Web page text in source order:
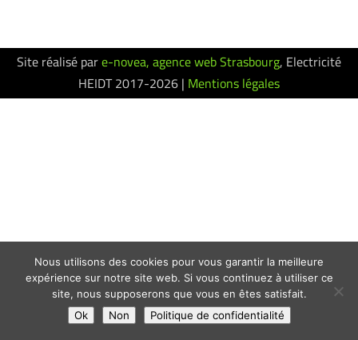
Site réalisé pare-novea, agence web Strasbourg, Electricité
HEIDT 2017-2026 | Mentions légales
Nous utilisons des cookies pour vous garantir la meilleure
expérience sur notre site web. Si vous continuez à utiliser ce
site, nous supposerons que vous en êtes satisfait.
Ok
Non Politique de confidentialité